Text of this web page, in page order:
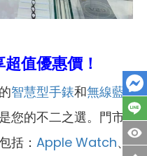
值優惠價！
智慧型手錶和無線藍
您的不二之選。門市
括： Apple Watch、